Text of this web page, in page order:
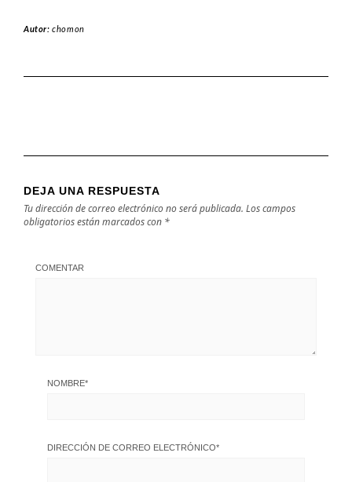
Autor:chomon
DEJA UNA RESPUESTA
Tu dirección de correo electrónico no será publicada. Los campos
obligatorios están marcados con *
COMENTAR
NOMBRE*
DIRECCIÓN DE CORREO ELECTRÓNICO*